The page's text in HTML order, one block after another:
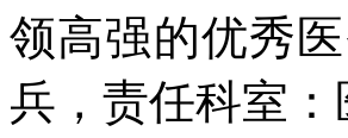
领高强的优秀
兵，责任科室